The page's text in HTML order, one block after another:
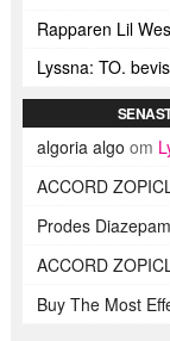
algoria algo om
ACCORD
Prodes
ACCORD